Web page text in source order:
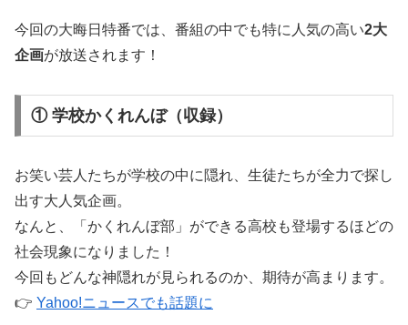
今回の大晦日特番では、番組の中でも特に人気の高い2大
企画が放送されます！
① 学校かくれんぼ（収録）
お笑い芸人たちが学校の中に隠れ、生徒たちが全力で探し
出す大人気企画。
なんと、「かくれんぼ部」ができる高校も登場するほどの
社会現象になりました！
今回もどんな神隠れが見られるのか、期待が高まります。
👉 Yahoo!ニュースでも話題に